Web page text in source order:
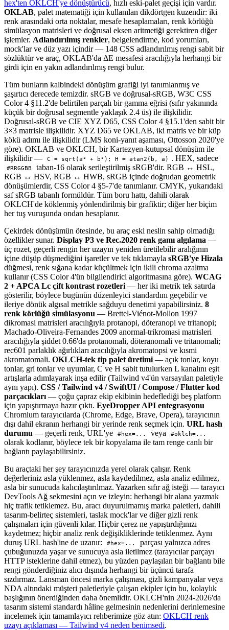
hex'ten OKLCH'ye dönüştürücü, hızlı eski-palet geçişi için vardır.
OKLAB, palet matematiği için kullanılan dikdörtgen kuzendir: iki
renk arasındaki orta noktalar, mesafe hesaplamaları, renk körlüğü
simülasyon matrisleri ve doğrusal eksen aritmetiği gerektiren diğer
işlemler. Adlandırılmış renkler, belgelendirme, kod yorumları,
mock'lar ve düz yazı içindir — 148 CSS adlandırılmış rengi sabit bir
sözlüktür ve araç, OKLAB'da ΔE mesafesi aracılığıyla herhangi bir
girdi için en yakın adlandırılmış rengi bulur.
Tüm bunların kalbindeki dönüşüm grafiği iyi tanımlanmış ve
şaşırtıcı derecede temizdir. sRGB ve doğrusal-sRGB, W3C CSS
Color 4 §11.2'de belirtilen parçalı bir gamma eğrisi (sıfır yakınında
küçük bir doğrusal segmentle yaklaşık 2.4 üs) ile ilişkilidir.
Doğrusal-sRGB ve CIE XYZ D65, CSS Color 4 §15.1'den sabit bir
3×3 matrisle ilişkilidir. XYZ D65 ve OKLAB, iki matris ve bir küp
kökü adımı ile ilişkilidir (LMS koni-yanıt aşaması, Ottosson 2020'ye
göre). OKLAB ve OKLCH, bir Kartezyen-kutupsal dönüşüm ile
ilişkilidir —
C = sqrt(a² + b²); H = atan2(b, a) . HEX, sadece
#RRGGBB
taban-16 olarak serileştirilmiş sRGB'dir. RGB ↔ HSL,
RGB ↔ HSV, RGB ↔ HWB, sRGB içinde doğrudan geometrik
dönüşümlerdir, CSS Color 4 §5-7'de tanımlanır. CMYK, yukarıdaki
saf sRGB tabanlı formüldür. Tüm boru hattı, dahili olarak
OKLCH'de köklenmiş yönlendirilmiş bir grafiktir; diğer her biçim
her tuş vuruşunda ondan hesaplanır.
Çekirdek dönüşümün ötesinde, bu araç eski neslin sahip olmadığı
özellikler sunar. Display P3 ve Rec.2020 renk gamı algılama —
üç rozet, geçerli rengin her uzayın yeniden üretilebilir aralığının
içine düşüp düşmediğini işaretler ve tek tıklamayla sRGB'ye Hizala
düğmesi, renk sığana kadar küçültmek için ikili chroma azaltma
kullanır (CSS Color 4'ün bilgilendirici algoritmasına göre). WCAG
2 + APCA Lc çift kontrast rozetleri — her iki metrik tek satırda
gösterilir, böylece bugünün düzenleyici standardını geçebilir ve
ileriye dönük algısal metrikle sağduyu denetimi yapabilirsiniz. 8
renk körlüğü simülasyonu — Brettel-Viénot-Mollon 1997
dikromasi matrisleri aracılığıyla protanopi, döteranopi ve tritanopi;
Machado-Oliveira-Fernandes 2009 anormal-trikromasi matrisleri
aracılığıyla şiddet 0.66'da protanomali, döteranomali ve tritanomali;
rec601 parlaklık ağırlıkları aracılığıyla akromatopsi ve kısmi
akromatomali. OKLCH-tek tip palet üretimi — açık tonlar, koyu
tonlar, gri tonlar ve uyumlar, C ve H sabit tutulurken L kanalını eşit
artışlarla adımlayarak inşa edilir (Tailwind v4'ün varsayılan paletiyle
aynı yapı). CSS / Tailwind v4 / SwiftUI / Compose / Flutter kod
parçacıkları — çoğu çapraz ekip ekibinin hedeflediği beş platform
için yapıştırmaya hazır çıktı. EyeDropper API entegrasyonu
Chromium tarayıcılarda (Chrome, Edge, Brave, Opera), tarayıcının
dışı dahil ekranın herhangi bir yerinde renk seçmek için. URL hash
durumu — geçerli renk, URL'ye #hex=... veya #oklch=...
olarak kodlanır, böylece tek bir kopyalama ile tam renge canlı bir
bağlantı paylaşabilirsiniz.
Bu araçtaki her şey tarayıcınızda yerel olarak çalışır. Renk
değerleriniz asla yüklenmez, asla kaydedilmez, asla analiz edilmez,
asla bir sunucuda kalıcılaştırılmaz. Yazarken sıfır ağ isteği — tarayıcı
DevTools Ağ sekmesini açın ve izleyin: herhangi bir alana yazmak
hiç trafik tetiklemez. Bu, aracı duyurulmamış marka paletleri, dahili
tasarım-belirteç sistemleri, taslak mock'lar ve diğer gizli renk
çalışmaları için güvenli kılar. Hiçbir çerez ne yapıştırdığınızı
kaydetmez; hiçbir analiz renk değişikliklerinde tetiklenmez. Aynı
duruş URL hash'ine de uzanır:
#hex=...
parçası yalnızca adres
çubuğunuzda yaşar ve sunucuya asla iletilmez (tarayıcılar parçayı
HTTP isteklerine dahil etmez), bu yüzden paylaşılan bir bağlantı bile
rengi gönderdiğiniz alıcı dışında herhangi bir üçüncü tarafa
sızdırmaz. Lansman öncesi marka çalışması, gizli kampanyalar veya
NDA altındaki müşteri paletleriyle çalışan ekipler için bu, kolaylık
başlığının önerdiğinden daha önemlidir. OKLCH'nin 2024-2026'da
tasarım sistemi standardı hâline gelmesinin nedenlerini derinlemesine
incelemek için tamamlayıcı rehberimize göz atın: OKLCH renk
uzayı açıklaması — Tailwind v4 neden benimsedi.